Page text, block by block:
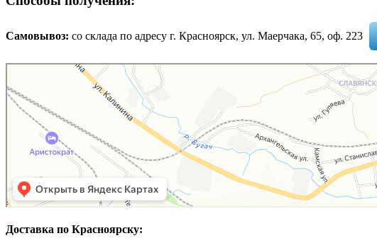
Самовывоз: cо склада по адресу г. Красноярск, ул. Маерчака, 65, оф. 223 ​
Доставка по Красноярску: